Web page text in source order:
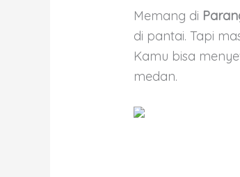
Memang di
di pantai. Tapi
Kamu bisa
medan.